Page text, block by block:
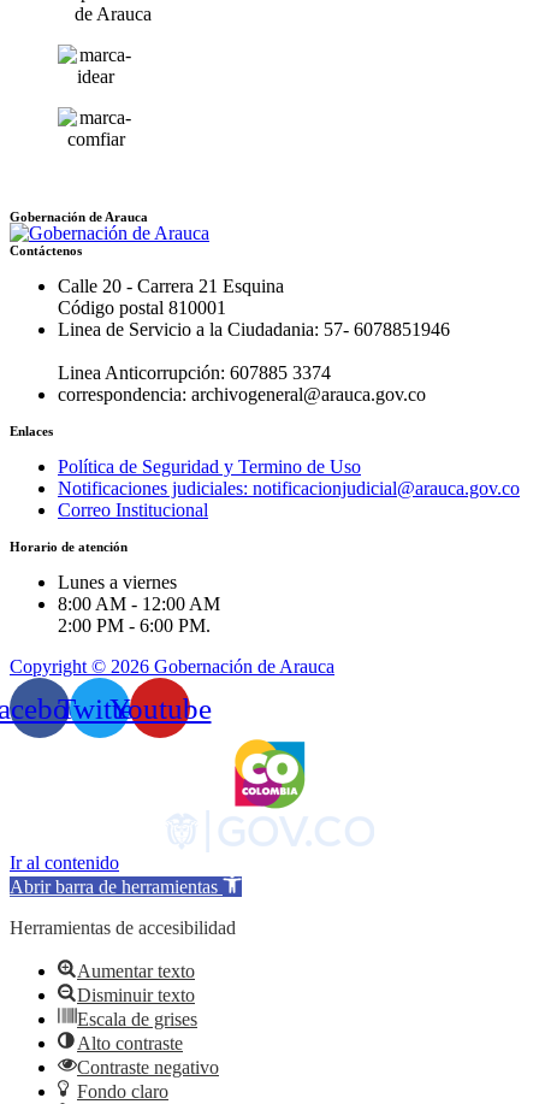
Gobernación de Arauca
Contáctenos
Calle 20 - Carrera 21 Esquina
Código postal 810001
Linea de Servicio a la Ciudadania: 57- 6078851946
Linea Anticorrupción: 607885 3374
correspondencia: archivogeneral@arauca.gov.co
Enlaces
Política de Seguridad y Termino de Uso
Notificaciones judiciales: notificacionjudicial@arauca.gov.co
Correo Institucional
Horario de atención
Lunes a viernes
8:00 AM - 12:00 AM
2:00 PM - 6:00 PM.
Copyright © 2026 Gobernación de Arauca
TwitterYoutube
Ir al contenido
Abrir barra de herramientas
Herramientas de accesibilidad
Aumentar texto
Disminuir texto
Escala de grises
Alto contraste
Contraste negativo
Fondo claro